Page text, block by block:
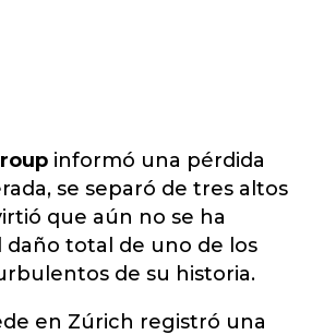
informó una pérdida
se separó de tres altos
que aún no se ha
daño total de uno de los
de su historia.
en Zúrich registró una